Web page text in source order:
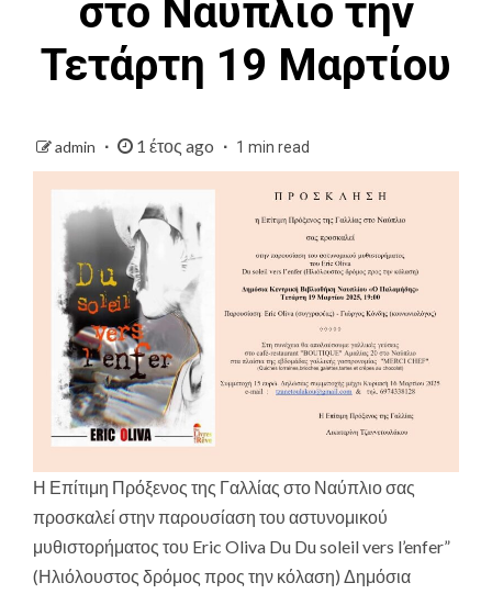
στο Ναύπλιο την
Τετάρτη 19 Μαρτίου
admin 1 έτος ago 1 min read
Η Επίτιμη Πρόξενος της Γαλλίας στο Ναύπλιο σας
προσκαλεί στην παρουσίαση του αστυνομικού
μυθιστορήματος του Eric Oliva Du Du soleil vers l’enfer”
(Ηλιόλουστος δρόμος προς την κόλαση) Δημόσια